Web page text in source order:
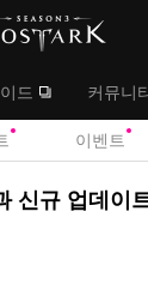
대
뉴
드 커뮤니
이벤트
신규 업데이